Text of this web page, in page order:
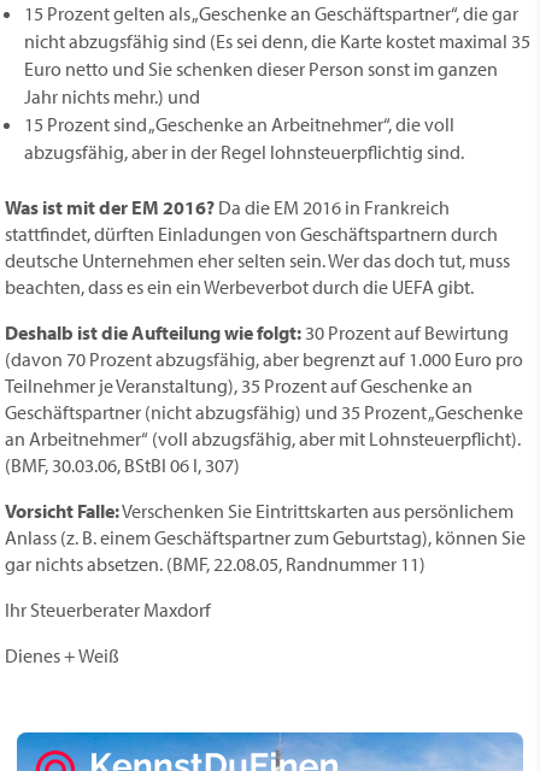
15 Prozent gelten als „Geschenke an Geschäftspartner“, die gar
nicht abzugsfähig sind (Es sei denn, die Karte kostet maximal 35
Euro netto und Sie schenken dieser Person sonst im ganzen
Jahr nichts mehr.) und
15 Prozent sind „Geschenke an Arbeitnehmer“, die voll
abzugsfähig, aber in der Regel lohnsteuerpflichtig sind.
Was ist mit der EM 2016? Da die EM 2016 in Frankreich
stattfindet, dürften Einladungen von Geschäftspartnern durch
deutsche Unternehmen eher selten sein. Wer das doch tut, muss
beachten, dass es ein ein Werbeverbot durch die UEFA gibt.
Deshalb ist die Aufteilung wie folgt: 30 Prozent auf Bewirtung
(davon 70 Prozent abzugsfähig, aber begrenzt auf 1.000 Euro pro
Teilnehmer je Veranstaltung), 35 Prozent auf Geschenke an
Geschäftspartner (nicht abzugsfähig) und 35 Prozent „Geschenke
an Arbeitnehmer“ (voll abzugsfähig, aber mit Lohnsteuerpflicht).
(BMF, 30.03.06, BStBl 06 I, 307)
Vorsicht Falle:Verschenken Sie Eintrittskarten aus persönlichem
Anlass (z. B. einem Geschäftspartner zum Geburtstag), können Sie
gar nichts absetzen. (BMF, 22.08.05, Randnummer 11)
Ihr Steuerberater Maxdorf
Dienes + Weiß